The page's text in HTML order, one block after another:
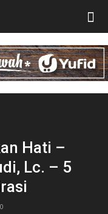
Hati –
Lc. – 5
0